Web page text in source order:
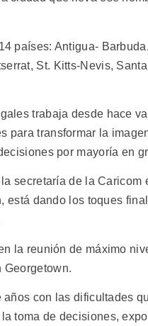
países: Antigua-
St. Kitts-Nevis,
trabaja desde hace
para transformar la
por mayoría en
secretaría de la Caricom
dando los toques
la reunión de máximo
Georgetown.
con las dificultades
toma de decisiones,